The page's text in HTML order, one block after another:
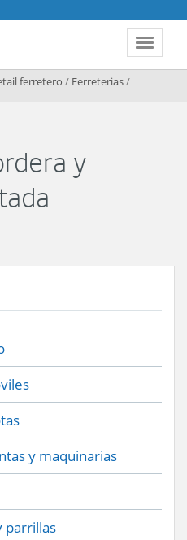
Toggle
ferretero / Ferreterias/
y
y maquinarias
parrillas